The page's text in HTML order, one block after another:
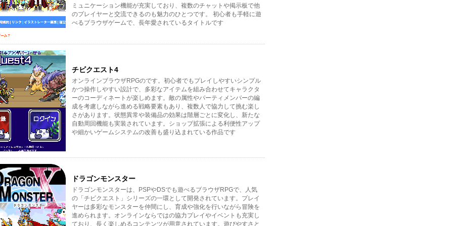
ミュニケーション機能が充実しており、複数のチャットや掲示板で他
のプレイヤーと交流できるのも魅力のひとつです。 初心者も手軽に遊
べるブラウザゲームで、長年愛されているタイトルです
チビクエスト4
オンラインブラウザRPGのです。初心者でもプレイしやすいシンプル
かつ操作しやすい設計で、多彩なアイテムを組み合わせてキャラクタ
ーのコーディネートが楽しめます。敵の属性やパーティメンバーの編
成を考慮しながら進める戦略要素もあり、複数人で協力して挑む楽し
さがあります。状態異常や装備品の効果は階層ごとに変化し、新たな
自動周回機能も実装されています。ショップ拡張による利便性アップ
や細かいゲームシステムの改善も盛り込まれている作品です
ドラゴンモンスター
ドラゴンモンスターは、PSPやDSでも遊べるブラウザRPGで、人気
の「チビクエスト」シリーズの一環として開発されています。プレイ
ヤーは多彩なモンスターを仲間にし、育成や強化を行いながら冒険を
進められます。オンラインならではの協力プレイやイベントも充実し
ており、長く楽しめるコンテンツが用意されています。遊びやすさと